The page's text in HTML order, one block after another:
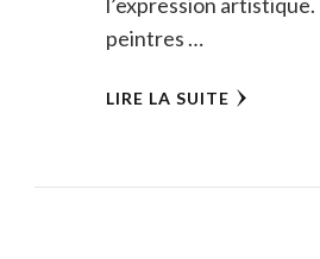
peintres …
LIRE LA SUITE